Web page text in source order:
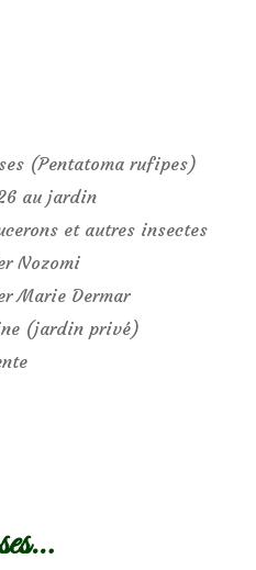
(Pentatoma rufipes)
au jardin
et autres insectes
Nozomi
Marie Dermar
(jardin privé)